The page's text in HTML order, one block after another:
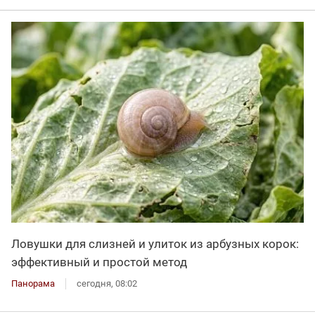
Ловушки для слизней и улиток из арбузных корок:
эффективный и простой метод
Панорама сегодня, 08:02